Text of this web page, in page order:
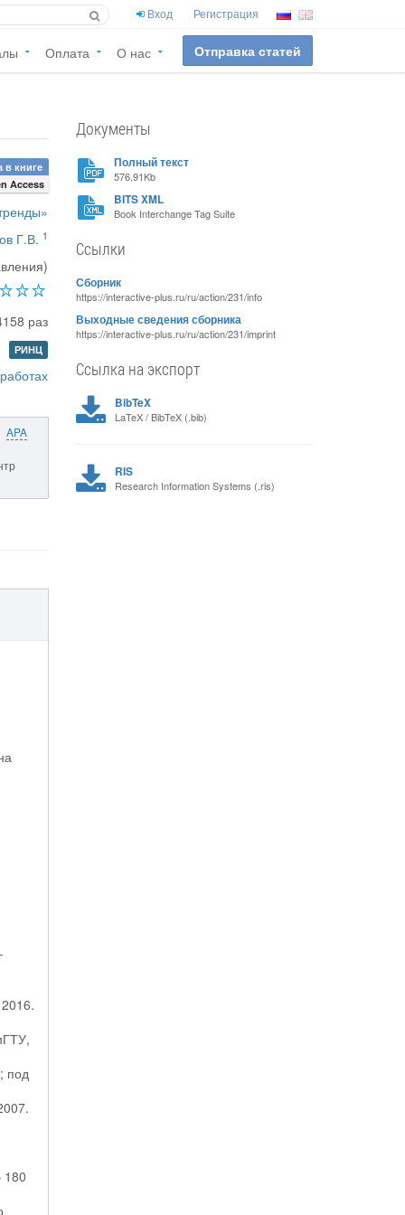
Вход Регистрация
Оплата О нас Отправка статей
в книге
Access
Г.В. 1
раз
РИНЦ
APA
под
180
Документы
Полный текст
576.91Kb
BITS XML
Book Interchange Tag Suite
Ссылки
Сборник
https://interactive-plus.ru/ru/action/231/info
Выходные сведения сборника
https://interactive-plus.ru/ru/action/231/imprint
Ссылка на экспорт
BibTeX
LaTeX / BibTeX (.bib)
RIS
Research Information Systems (.ris)